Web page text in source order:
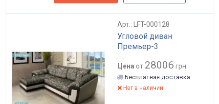
Арт.: LFT-000128
Угловой диван
Премьер-3
Цена от 28006 грн.
Бесплатная доставка
Нет в наличии